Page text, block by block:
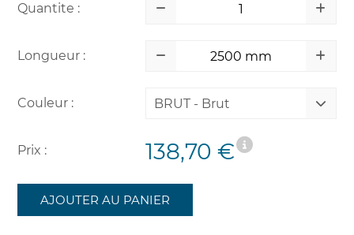
Quantite :
Longueur :
Couleur : BRUT - Brut
Prix : 138,70 €
AJOUTER AU PANIER